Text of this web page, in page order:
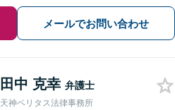
メールでお問い合わせ
田中 克幸 弁護士
天神ベリタス法律事務所